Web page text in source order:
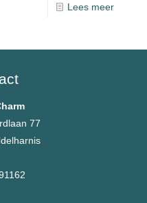
Lees meer
77